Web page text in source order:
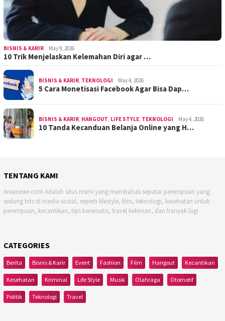
BISNIS & KARIR May 9, 2026
10 Trik Menjelaskan Kelemahan Diri agar …
BISNIS & KARIR TEKNOLOGI May 4, 2026
5 Cara Monetisasi Facebook Agar Bisa Dap…
BISNIS & KARIR HANGOUT LIFE STYLE TEKNOLOGI May 4, 2026
10 Tanda Kecanduan Belanja Online yang H…
TENTANG KAMI
Areacewe.com Adalah situs resmi yang membahas seputar perempuan yang
sedang hits di media sosial, seperti lifestyle, film, teknologi, kesehatan untuk
perempuan, kecantikan, tips berwisata, travel kekinian, dan banyak lagi
CATEGORIES
Berita Bisnis & Karir Event Fashion Film Hangout Kecantikan
Kesehatan Kriminal Life Style Musik Olahraga Otomotif
Politik Teknologi Travel